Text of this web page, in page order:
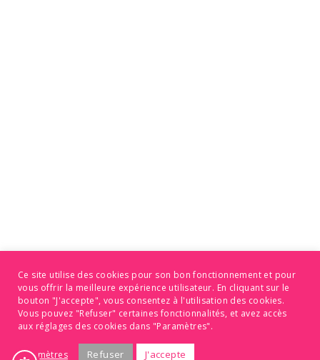
Ce site utilise des cookies pour son bon fonctionnement et pour
vous offrir la meilleure expérience utilisateur. En cliquant sur le
bouton "J'accepte", vous consentez à l'utilisation des cookies.
Vous pouvez "Refuser" certaines fonctionnalités, et avez accès
aux réglages des cookies dans "Paramètres".
Paramètres Refuser J'accepte